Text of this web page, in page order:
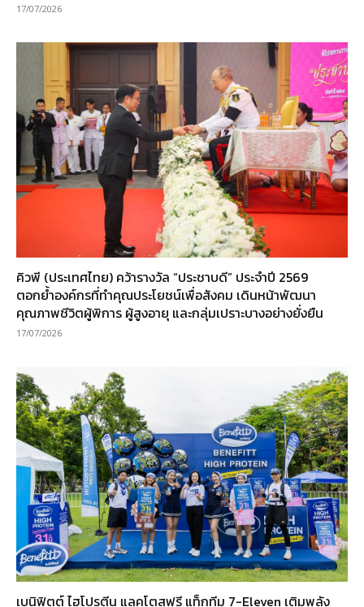
17/07/2026
คิวพี (ประเทศไทย) คว้ารางวัล “ประชาบดี” ประจำปี 2569
ตอกย้ำองค์กรที่ทำคุณประโยชน์เพื่อสังคม เดินหน้าพัฒนา
คุณภาพชีวิตผู้พิการ ผู้สูงอายุ และกลุ่มเปราะบางอย่างยั่งยืน
17/07/2026
เบนิฟิตต์ ไฮโปรตีน แลคโตสฟรี แท็กทีม 7-Eleven เติมพลัง